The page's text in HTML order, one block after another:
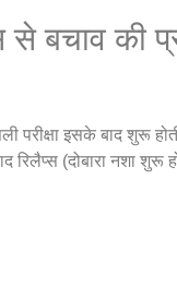
बचाव की
परीक्षा इसके बाद शुरू
रिलैप्स (दोबारा नशा शुरू